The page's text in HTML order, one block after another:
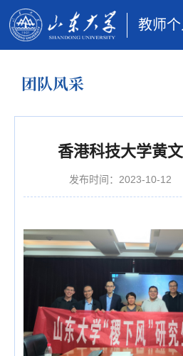
教师
团队风采
香港科技大学黄
发布时间：2023-10-12